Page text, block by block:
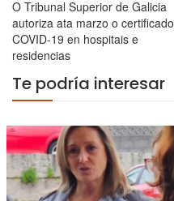
O Tribunal Superior de Galicia
autoriza ata marzo o certificado
COVID-19 en hospitais e
residencias
Te podría interesar